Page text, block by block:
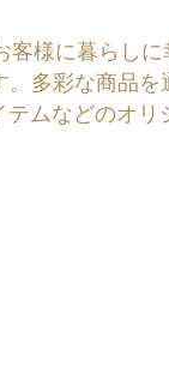
客様に暮らし
。多彩な商品
テムなどのオ